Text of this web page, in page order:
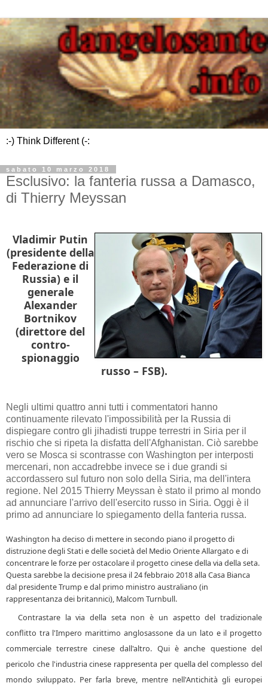
:-) Think Different (-:
sabato 10 marzo 2018
Esclusivo: la fanteria russa a Damasco,
di Thierry Meyssan
Vladimir Putin
(presidente della
Federazione di
Russia) e il
generale
Alexander
Bortnikov
(direttore del
contro-
spionaggio
russo – FSB).
Negli ultimi quattro anni tutti i commentatori hanno
continuamente rilevato l'impossibilità per la Russia di
dispiegare contro gli jihadisti truppe terrestri in Siria per il
rischio che si ripeta la disfatta dell'Afghanistan. Ciò sarebbe
vero se Mosca si scontrasse con Washington per interposti
mercenari, non accadrebbe invece se i due grandi si
accordassero sul futuro non solo della Siria, ma dell'intera
regione. Nel 2015 Thierry Meyssan è stato il primo al mondo
ad annunciare l'arrivo dell'esercito russo in Siria. Oggi è il
primo ad annunciare lo spiegamento della fanteria russa.
Washington ha deciso di mettere in secondo piano il progetto di
distruzione degli Stati e delle società del Medio Oriente Allargato e di
concentrare le forze per ostacolare il progetto cinese della via della seta.
Questa sarebbe la decisione presa il 24 febbraio 2018 alla Casa Bianca
dal presidente Trump e dal primo ministro australiano (in
rappresentanza dei britannici), Malcom Turnbull.
Contrastare la via della seta non è un aspetto del tradizionale
conflitto tra l'Impero marittimo anglosassone da un lato e il progetto
commerciale terrestre cinese dall'altro. Qui è anche questione del
pericolo che l'industria cinese rappresenta per quella del complesso del
mondo sviluppato. Per farla breve, mentre nell'Antichità gli europei